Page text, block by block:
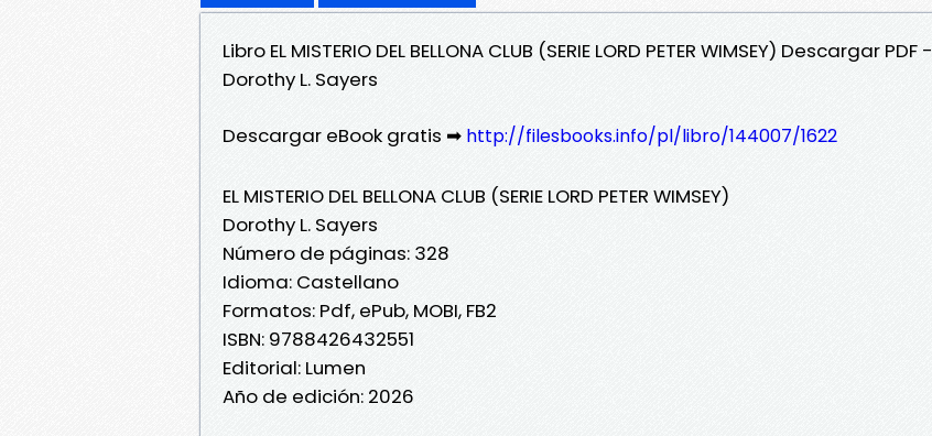
Libro EL MISTERIO DEL BELLONA CLUB (SERIE LORD PETER WIMSEY) Descargar PDF -
Dorothy L. Sayers
Descargar eBook gratis ➡ http://filesbooks.info/pl/libro/144007/1622
EL MISTERIO DEL BELLONA CLUB (SERIE LORD PETER WIMSEY)
Dorothy L. Sayers
Número de páginas: 328
Idioma: Castellano
Formatos: Pdf, ePub, MOBI, FB2
ISBN: 9788426432551
Editorial: Lumen
Año de edición: 2026